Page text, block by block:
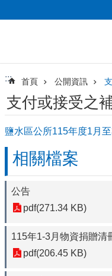
::: 首頁 公開資訊
支付或接受之
鹽水區公所115年度1月
相關檔案
公告
pdf(271.34 KB)
115年1-3月物資捐贈清
pdf(206.45 KB)